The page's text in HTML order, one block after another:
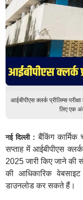
आईबीपीएस क्लर्क प्रीलिम्स
लिए एक
नई दिल्ली : बैंकिंग कार्मिक
सप्ताह में आईबीपीएस क्लर्क
2025 जारी किए जाने की
की आधिकारिक
डाउनलोड कर सकते हैं।